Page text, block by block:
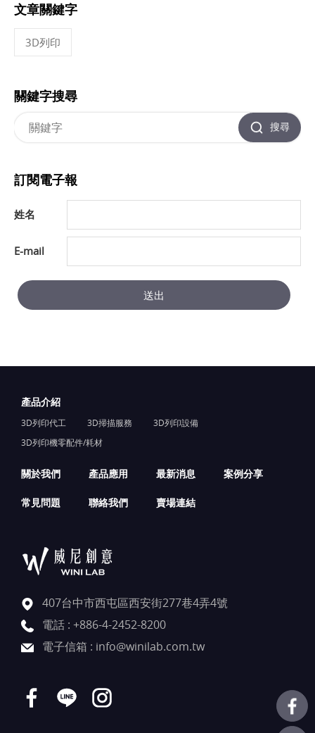
文章關鍵字
3D列印
關鍵字搜尋
搜尋
訂閱電子報
姓名
E-mail
送出
產品介紹
3D列印代工 3D掃描服務
3D列印設備
3D列印機零配件/耗材
關於我們 產品應用 最新消息 案例分享
常見問題 聯絡我們 賣場連結
407台中市西屯區西安街277巷4弄4號
電話 : +886-4-2452-8200
電子信箱 : info@winilab.com.tw